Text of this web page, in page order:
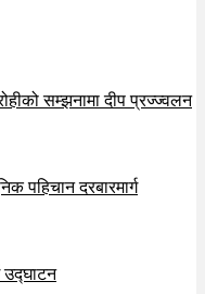
सम्झनामा दीप प्रज्ज्वलन
पहिचान दरबारमार्ग
उद्घाटन